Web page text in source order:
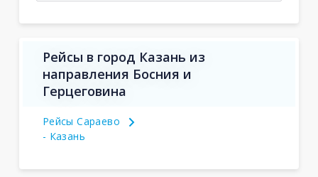
Рейсы в город Казань из
направления Босния и
Герцеговина
Рейсы Сараево
- Казань